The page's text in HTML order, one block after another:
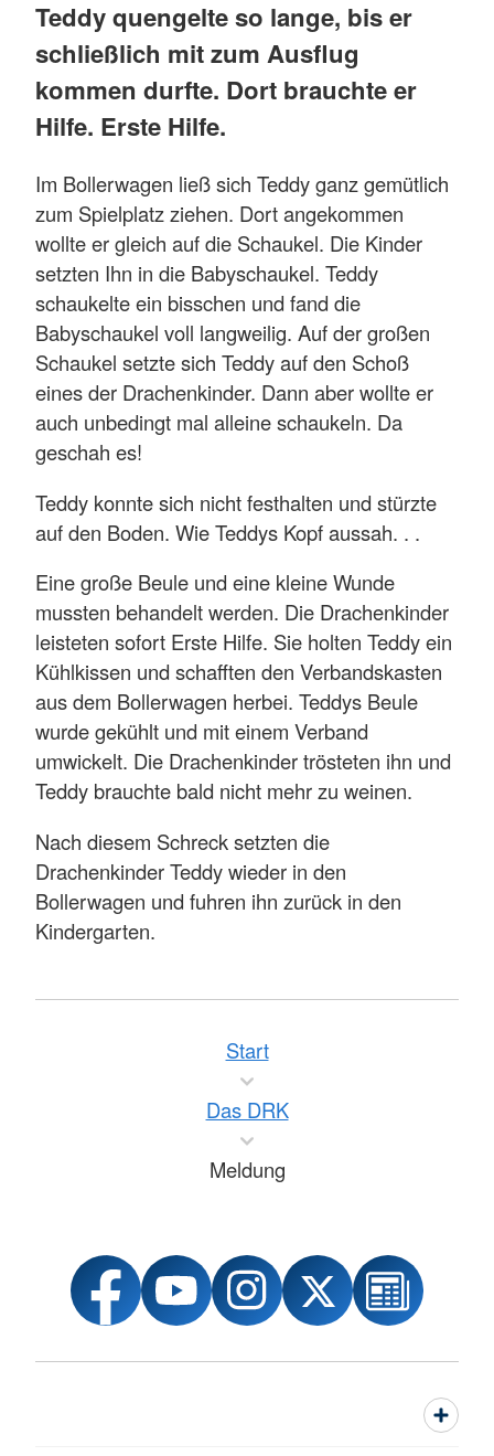
Teddy quengelte so lange, bis er
schließlich mit zum Ausflug
kommen durfte. Dort brauchte er
Hilfe. Erste Hilfe.
Im Bollerwagen ließ sich Teddy ganz gemütlich
zum Spielplatz ziehen. Dort angekommen
wollte er gleich auf die Schaukel. Die Kinder
setzten Ihn in die Babyschaukel. Teddy
schaukelte ein bisschen und fand die
Babyschaukel voll langweilig. Auf der großen
Schaukel setzte sich Teddy auf den Schoß
eines der Drachenkinder. Dann aber wollte er
auch unbedingt mal alleine schaukeln. Da
geschah es!
Teddy konnte sich nicht festhalten und stürzte
auf den Boden. Wie Teddys Kopf aussah. . .
Eine große Beule und eine kleine Wunde
mussten behandelt werden. Die Drachenkinder
leisteten sofort Erste Hilfe. Sie holten Teddy ein
Kühlkissen und schafften den Verbandskasten
aus dem Bollerwagen herbei. Teddys Beule
wurde gekühlt und mit einem Verband
umwickelt. Die Drachenkinder trösteten ihn und
Teddy brauchte bald nicht mehr zu weinen.
Nach diesem Schreck setzten die
Drachenkinder Teddy wieder in den
Bollerwagen und fuhren ihn zurück in den
Kindergarten.
Start
Das DRK
Meldung